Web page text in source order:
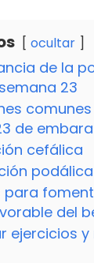
ocultar
de la
23
de
cefálica
podálica
para
del
ejercicios